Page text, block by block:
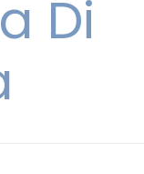
Di